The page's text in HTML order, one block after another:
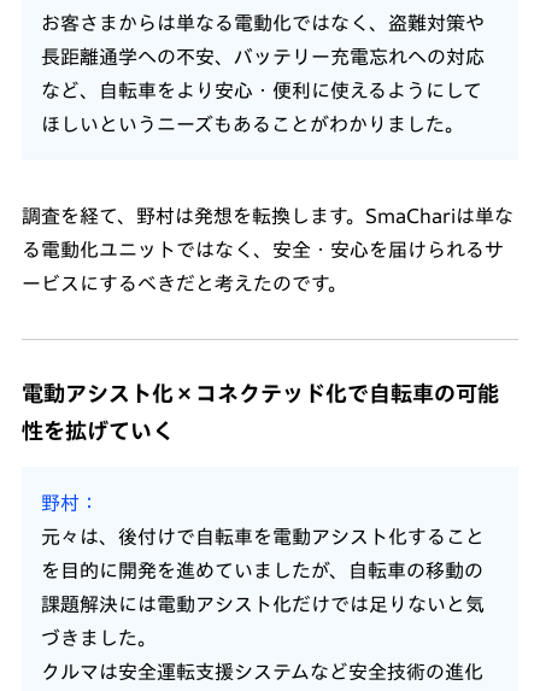
お客さまからは単なる電動化ではなく、盗難対策や
長距離通学への不安、バッテリー充電忘れへの対応
など、自転車をより安心・便利に使えるようにして
ほしいというニーズもあることがわかりました。
調査を経て、野村は発想を転換します。SmaChariは単な
る電動化ユニットではなく、安全・安心を届けられるサ
ービスにするべきだと考えたのです。
電動アシスト化×コネクテッド化で自転車の可能
性を拡げていく
野村
元々は、後付けで自転車を電動アシスト化すること
を目的に開発を進めていましたが、自転車の移動の
課題解決には電動アシスト化だけでは足りないと気
づきました。
クルマは安全運転支援システムなど安全技術の進化